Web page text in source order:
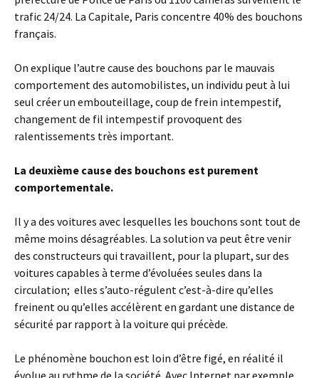
trafic 24/24. La Capitale, Paris concentre 40% des bouchons
français.
On explique l’autre cause des bouchons par le mauvais
comportement des automobilistes, un individu peut à lui
seul créer un embouteillage, coup de frein intempestif,
changement de fil intempestif provoquent des
ralentissements très important.
La deuxième cause des bouchons est purement
comportementale.
Il y a des voitures avec lesquelles les bouchons sont tout de
même moins désagréables. La solution va peut être venir
des constructeurs qui travaillent, pour la plupart, sur des
voitures capables à terme d’évoluées seules dans la
circulation; elles s’auto-régulent c’est-à-dire qu’elles
freinent ou qu’elles accélèrent en gardant une distance de
sécurité par rapport à la voiture qui précède.
Le phénomène bouchon est loin d’être figé, en réalité il
évolue au rythme de la société. Avec Internet par exemple